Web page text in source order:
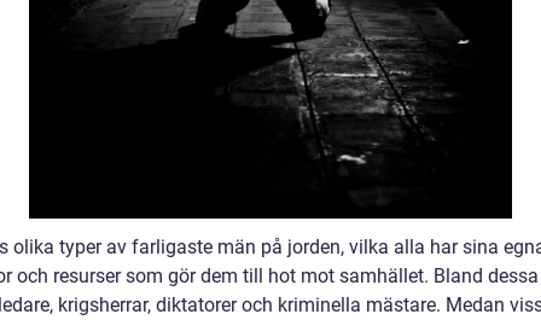
olika typer av farligaste män på jorden, vilka alla har sina
och resurser som gör dem till hot mot samhället. Bland
krigsherrar, diktatorer och kriminella mästare. Medan